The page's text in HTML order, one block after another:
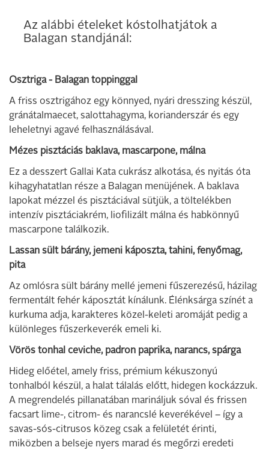
Az alábbi ételeket kóstolhatjátok a
Balagan standjánál:
Osztriga - Balagan toppinggal
A friss osztrigához egy könnyed, nyári dresszing készül,
gránátalmaecet, salottahagyma, korianderszár és egy
leheletnyi agavé felhasználásával.
Mézes pisztáciás baklava, mascarpone, málna
Ez a desszert Gallai Kata cukrász alkotása, és nyitás óta
kihagyhatatlan része a Balagan menüjének. A baklava
lapokat mézzel és pisztáciával sütjük, a töltelékben
intenzív pisztáciakrém, liofilizált málna és habkönnyű
mascarpone találkozik.
Lassan sült bárány, jemeni káposzta, tahini, fenyőmag,
pita
Az omlósra sült bárány mellé jemeni fűszerezésű, házilag
fermentált fehér káposztát kínálunk. Élénksárga színét a
kurkuma adja, karakteres közel-keleti aromáját pedig a
különleges fűszerkeverék emeli ki.
Vörös tonhal ceviche, padron paprika, narancs, spárga
Hideg előétel, amely friss, prémium kékuszonyú
tonhalból készül, a halat tálalás előtt, hidegen kockázzuk.
A megrendelés pillanatában marináljuk sóval és frissen
facsart lime-, citrom- és narancslé keverékével – így a
savas-sós-citrusos közeg csak a felületét érinti,
miközben a belseje nyers marad és megőrzi eredeti